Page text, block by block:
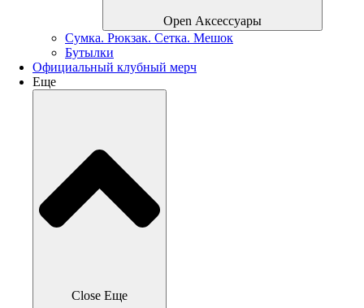
Open Аксессуары
Сумка. Рюкзак. Сетка. Мешок
Бутылки
Официальный клубный мерч
Еще
Close Еще